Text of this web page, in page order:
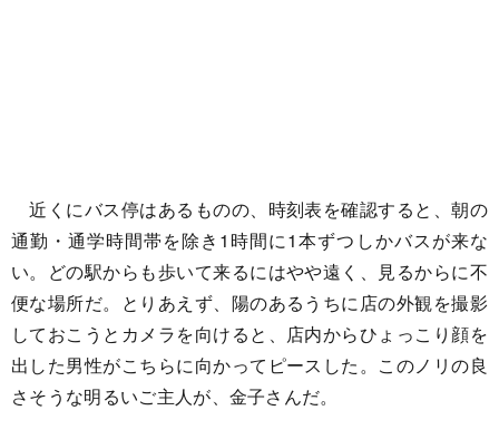
近くにバス停はあるものの、時刻表を確認すると、朝の
通勤・通学時間帯を除き1時間に1本ずつしかバスが来な
い。どの駅からも歩いて来るにはやや遠く、見るからに不
便な場所だ。とりあえず、陽のあるうちに店の外観を撮影
しておこうとカメラを向けると、店内からひょっこり顔を
出した男性がこちらに向かってピースした。このノリの良
さそうな明るいご主人が、金子さんだ。